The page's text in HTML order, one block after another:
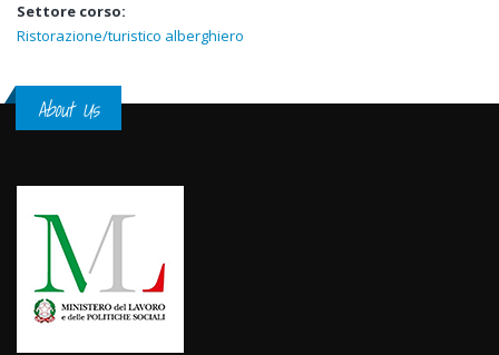
Settore corso:
Ristorazione/turistico alberghiero
About Us